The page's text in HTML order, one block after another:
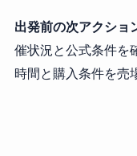
出発前の次アクショ
催状況と公式条件を
時間と購入条件を売